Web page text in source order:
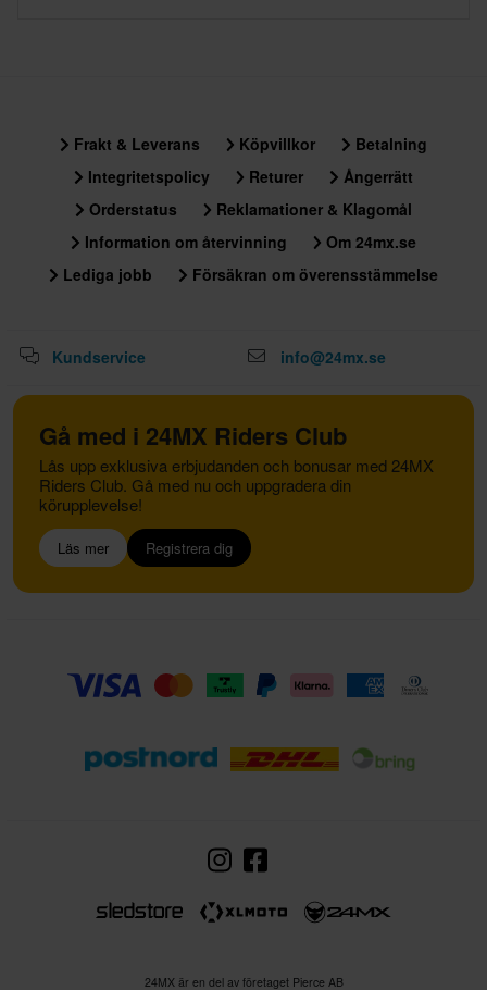
Frakt & Leverans Köpvillkor
Betalning
Integritetspolicy
Returer
Ångerrätt
Orderstatus
Reklamationer & Klagomål
Information om återvinning
Om 24mx.se
Lediga jobb
Försäkran om överensstämmelse
Kundservice info@24mx.se
Gå med i 24MX Riders Club
Lås upp exklusiva erbjudanden och bonusar med 24MX
Riders Club. Gå med nu och uppgradera din
körupplevelse!
Läs mer Registrera dig
24MX är en del av företaget Pierce AB